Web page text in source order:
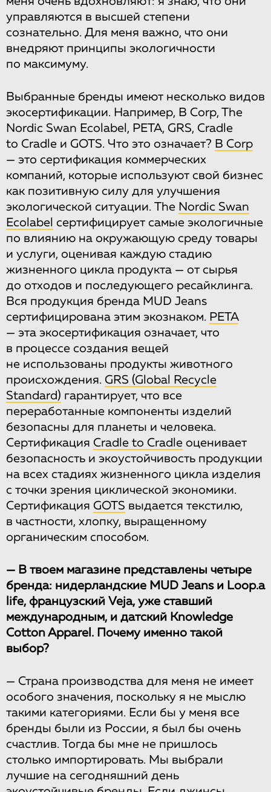
управляются в высшей степени
сознательно. Для меня важно, что они
внедряют принципы экологичности
по максимуму.
Выбранные бренды имеют несколько видов
экосертификации. Например, B Corp, The
Nordic Swan Ecolabel, PETA, GRS, Cradle
to Cradle и GOTS. Что это означает? B Corp
— это сертификация коммерческих
компаний, которые используют свой бизнес
как позитивную силу для улучшения
экологической ситуации. The Nordic Swan
Ecolabel сертифицирует самые экологичные
по влиянию на окружающую среду товары
и услуги, оценивая каждую стадию
жизненного цикла продукта — от сырья
до отходов и последующего ресайклинга.
Вся продукция бренда MUD Jeans
сертифицирована этим экознаком. PETA
— эта экосертификация означает, что
в процессе создания вещей
не использованы продукты животного
происхождения. GRS (Global Recycle
Standard) гарантирует, что все
переработанные компоненты изделий
безопасны для планеты и человека.
Сертификация Cradle to Cradle оценивает
безопасность и экоустойчивость продукции
на всех стадиях жизненного цикла изделия
с точки зрения циклической экономики.
Сертификация GOTS выдается текстилю,
в частности, хлопку, выращенному
органическим способом.
— В твоем магазине представлены четыре
бренда: нидерландские MUD Jeans и Loop.a
life, французский Veja, уже ставший
международным, и датский Knowledge
Cotton Apparel. Почему именно такой
выбор?
— Страна производства для меня не имеет
особого значения, поскольку я не мыслю
такими категориями. Если бы у меня все
бренды были из России, я был бы очень
счастлив. Тогда бы мне не пришлось
столько импортировать. Мы выбрали
лучшие на сегодняшний день